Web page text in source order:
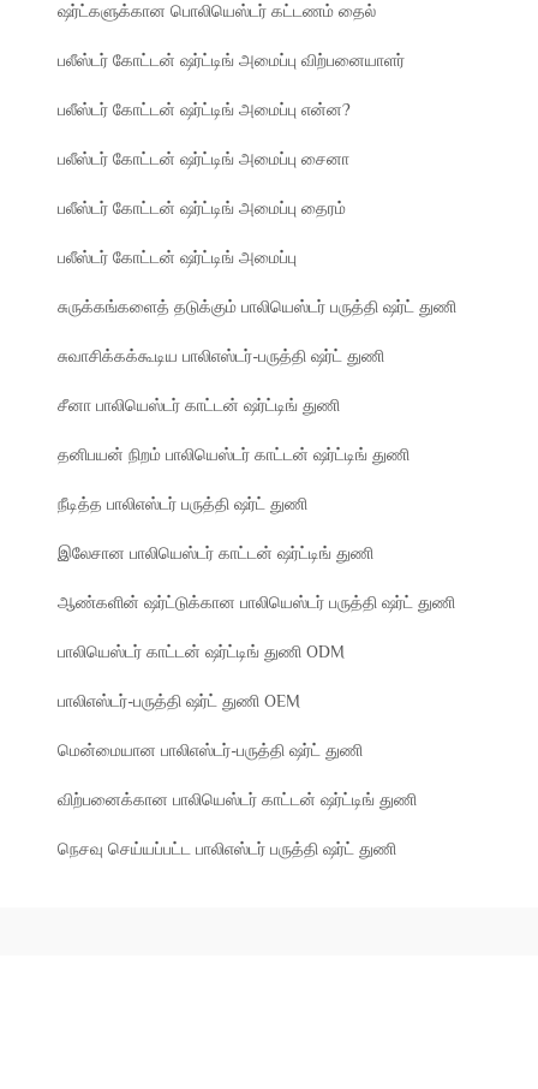
ஷர்ட்களுக்கான பொலியெஸ்டர் கட்டணம் தைல்
பலீஸ்டர் கோட்டன் ஷர்ட்டிங் அமைப்பு விற்பனையாளர்
பலீஸ்டர் கோட்டன் ஷர்ட்டிங் அமைப்பு என்ன?
பலீஸ்டர் கோட்டன் ஷர்ட்டிங் அமைப்பு சைனா
பலீஸ்டர் கோட்டன் ஷர்ட்டிங் அமைப்பு தைரம்
பலீஸ்டர் கோட்டன் ஷர்ட்டிங் அமைப்பு
சுருக்கங்களைத் தடுக்கும் பாலியெஸ்டர் பருத்தி ஷர்ட் துணி
சுவாசிக்கக்கூடிய பாலிஎஸ்டர்-பருத்தி ஷர்ட் துணி
சீனா பாலியெஸ்டர் காட்டன் ஷர்ட்டிங் துணி
தனிபயன் நிறம் பாலியெஸ்டர் காட்டன் ஷர்ட்டிங் துணி
நீடித்த பாலிஎஸ்டர் பருத்தி ஷர்ட் துணி
இலேசான பாலியெஸ்டர் காட்டன் ஷர்ட்டிங் துணி
ஆண்களின் ஷர்ட்டுக்கான பாலியெஸ்டர் பருத்தி ஷர்ட் துணி
பாலியெஸ்டர் காட்டன் ஷர்ட்டிங் துணி ODM
பாலிஎஸ்டர்-பருத்தி ஷர்ட் துணி OEM
மென்மையான பாலிஎஸ்டர்-பருத்தி ஷர்ட் துணி
விற்பனைக்கான பாலியெஸ்டர் காட்டன் ஷர்ட்டிங் துணி
நெசவு செய்யப்பட்ட பாலிஎஸ்டர் பருத்தி ஷர்ட் துணி